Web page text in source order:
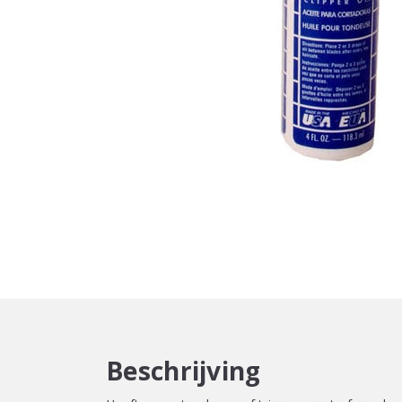
Beschrijving